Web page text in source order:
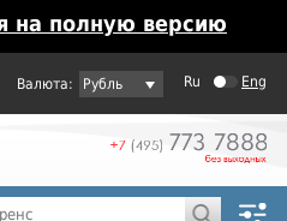
на полную версию
Рубль Ru Eng